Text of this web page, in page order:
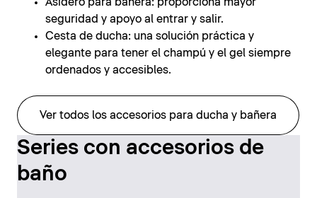
Asidero para bañera: proporciona mayor
seguridad y apoyo al entrar y salir.
Cesta de ducha: una solución práctica y
elegante para tener el champú y el gel siempre
ordenados y accesibles.
Ver todos los accesorios para ducha y bañera
Series con accesorios de
baño